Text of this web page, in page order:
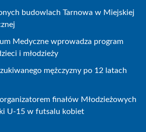
budowlach Tarnowa w Miejskiej
Medyczne wprowadza program
i młodzieży
mężczyzny po 12 latach
finałów Młodzieżowych
U-15 w futsalu kobiet